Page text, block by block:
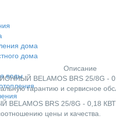
дома
дома
воды
Описание
BELAMOS BRS 25/8G -
гарантию и сервисное
BRS 25/8G - 0,18 КВТ
цены и качества.